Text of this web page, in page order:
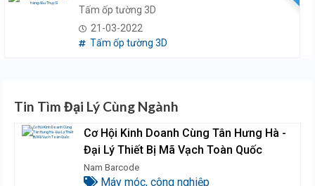
Tấm ốp tường 3D
21-03-2022
Tấm ốp tường 3D
Tin Tìm Đại Lý Cùng Ngành
Cơ Hội Kinh Doanh Cùng Tân Hưng Hà -
Đại Lý Thiết Bị Mã Vạch Toàn Quốc
Nam Barcode
Máy móc, công nghiệp